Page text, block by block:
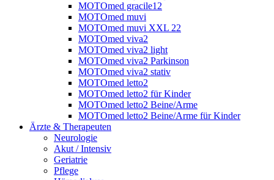
MOTOmed gracile12
MOTOmed muvi
MOTOmed muvi XXL 22
MOTOmed viva2
MOTOmed viva2 light
MOTOmed viva2 Parkinson
MOTOmed viva2 stativ
MOTOmed letto2
MOTOmed letto2 für Kinder
MOTOmed letto2 Beine/Arme
MOTOmed letto2 Beine/Arme für Kinder
Ärzte & Therapeuten
Neurologie
Akut / Intensiv
Geriatrie
Pflege